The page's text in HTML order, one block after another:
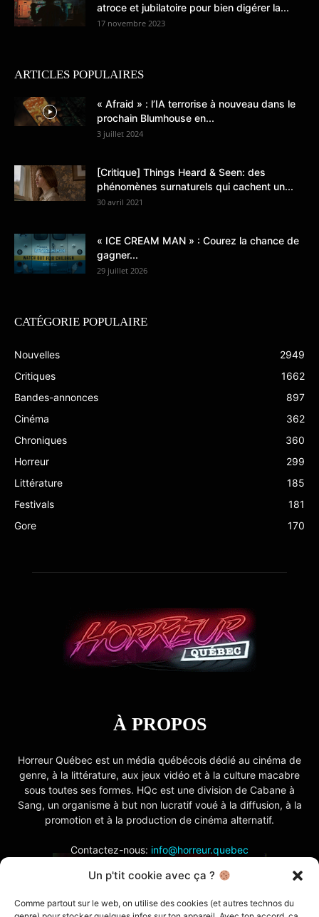
Un p'tit cookie avec ça ?
Comme partout sur le web, on utilise des cookies (et autres technos du
atroce et jubilatoire pour bien digérer la...
17 novembre 2023
ARTICLES POPULAIRES
« Afraid » : l’IA terrorise à nouveau dans le
prochain Blumhouse en...
3 juillet 2024
[Critique] Things Heard & Seen: des
phénomènes surnaturels qui cachent un...
30 avril 2021
« ICE CREAM MAN » : Courez la chance de
gagner...
29 juillet 2026
CATÉGORIE POPULAIRE
Nouvelles
2949
Critiques
1662
Bandes-annonces
897
Cinéma
362
Chroniques
360
Horreur
299
Littérature
185
Festivals
181
Gore
170
À PROPOS
Horreur Québec est un média québécois dédié au cinéma de
genre, à la littérature, aux jeux vidéo et à la culture macabre
sous toutes ses formes. HQc est une division de Cabane à
Sang, un organisme à but non lucratif voué à la diffusion, à la
promotion et à la production de cinéma alternatif.
Contactez-nous: info@horreur.quebec
SUIVEZ NOUS